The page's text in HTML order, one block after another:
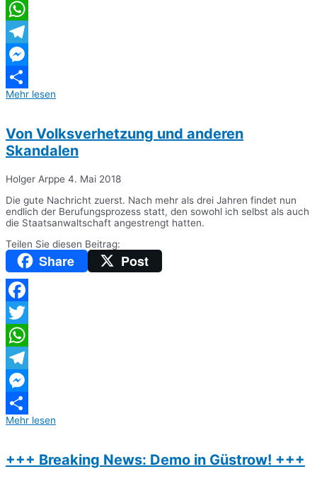
Twitter
WhatsApp
Telegram
Messenger
Teilen
Mehr lesen
Von Volksverhetzung und anderen
Skandalen
Holger Arppe 4. Mai 2018
Die gute Nachricht zuerst. Nach mehr als drei Jahren findet nun
endlich der Berufungsprozess statt, den sowohl ich selbst als auch
die Staatsanwaltschaft angestrengt hatten.
Teilen Sie diesen Beitrag:
Share Post
Facebook
Twitter
WhatsApp
Telegram
Messenger
Teilen
Mehr lesen
+++ Breaking News: Demo in Güstrow! +++